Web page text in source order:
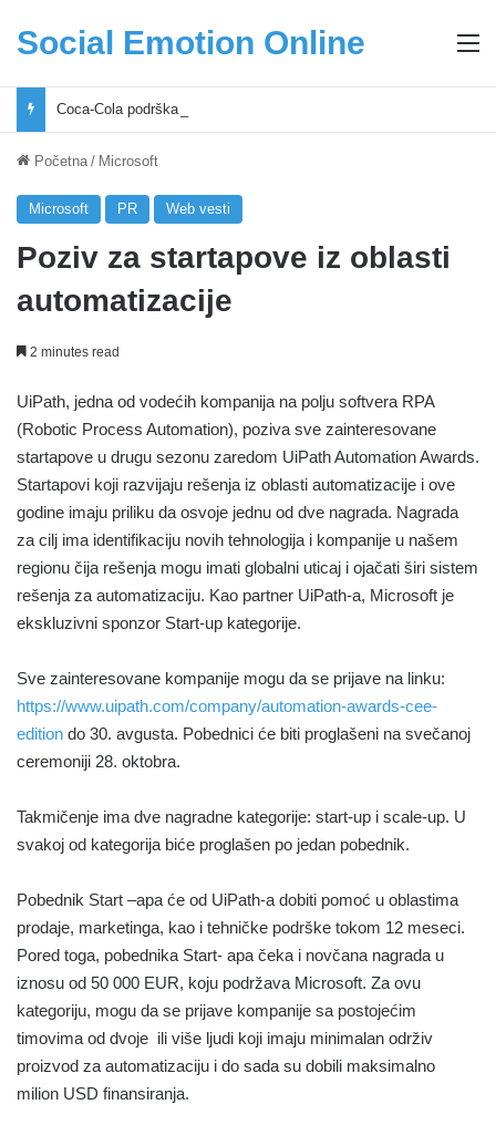
Social Emotion Online
Početna / Microsoft
Microsoft PR Web vesti
Poziv za startapove iz oblasti
automatizacije
2 minutes read
UiPath, jedna od vodećih kompanija na polju softvera RPA
(Robotic Process Automation), poziva sve zainteresovane
startapove u drugu sezonu zaredom UiPath Automation Awards.
Startapovi koji razvijaju rešenja iz oblasti automatizacije i ove
godine imaju priliku da osvoje jednu od dve nagrada. Nagrada
za cilj ima identifikaciju novih tehnologija i kompanije u našem
regionu čija rešenja mogu imati globalni uticaj i ojačati širi sistem
rešenja za automatizaciju. Kao partner UiPath-a, Microsoft je
ekskluzivni sponzor Start-up kategorije.
Sve zainteresovane kompanije mogu da se prijave na linku:
https://www.uipath.com/company/automation-awards-cee-
edition do 30. avgusta. Pobednici će biti proglašeni na svečanoj
ceremoniji 28. oktobra.
Takmičenje ima dve nagradne kategorije: start-up i scale-up. U
svakoj od kategorija biće proglašen po jedan pobednik.
Pobednik Start –apa će od UiPath-a dobiti pomoć u oblastima
prodaje, marketinga, kao i tehničke podrške tokom 12 meseci.
Pored toga, pobednika Start- apa čeka i novčana nagrada u
iznosu od 50 000 EUR, koju podržava Microsoft. Za ovu
kategoriju, mogu da se prijave kompanije sa postojećim
timovima od dvoje ili više ljudi koji imaju minimalan održiv
proizvod za automatizaciju i do sada su dobili maksimalno
milion USD finansiranja.